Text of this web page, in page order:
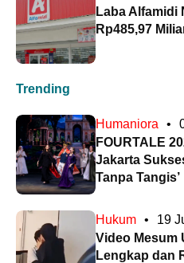
Laba Alfamidi
Rp485,97
Trending
Humaniora •
FOURTALE
Jakarta
Tanpa Tangis’
Hukum •
19
Video Mesum
Lengkap dan